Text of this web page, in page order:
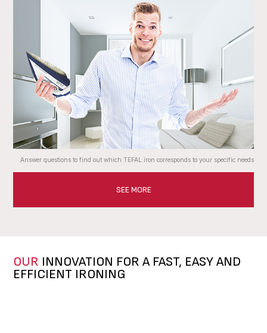
Answer questions to find out which TEFAL iron corresponds to your specific needs.
SEE MORE
OUR INNOVATION FOR A FAST, EASY AND
EFFICIENT IRONING